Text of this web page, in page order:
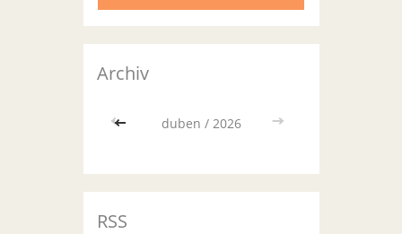
Archiv
<< duben / 2026 >>
RSS